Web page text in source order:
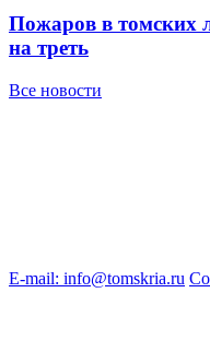
Пожаров в томских
на треть
Все новости
E-mail: info@tomskria.ru